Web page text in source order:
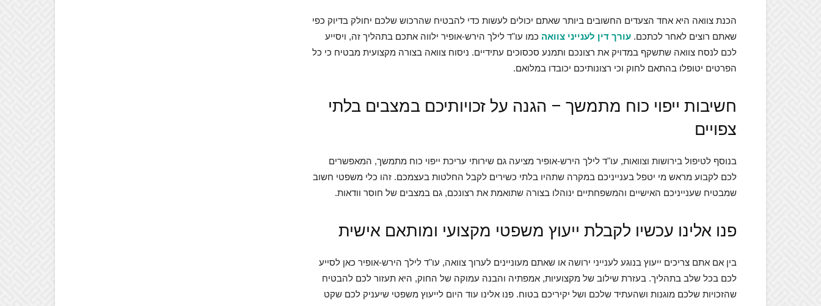
הכנת צוואה היא אחד הצעדים החשובים ביותר שאתם יכולים לעשות כדי להבטיח שהרכוש שלכם יחולק בדיוק כפי
שאתם רוצים לאחר לכתכם. עורך דין לענייני צוואה כמו עו"ד לילך הירש-אופיר ילווה אתכם בתהליך זה, ויסייע
לכם לנסח צוואה שתשקף במדויק את רצונכם ותמנע סכסוכים עתידיים. ניסוח צוואה בצורה מקצועית מבטיח כי כל
הפרטים יטופלו בהתאם לחוק וכי רצונותיכם יכובדו במלואם.
חשיבות ייפוי כוח מתמשך – הגנה על זכויותיכם במצבים בלתי
צפויים
בנוסף לטיפול בירושות וצוואות, עו"ד לילך הירש-אופיר מציעה גם שירותי עריכת ייפוי כוח מתמשך, המאפשרים
לכם לקבוע מראש מי יטפל בענייניכם במקרה שתהיו בלתי כשירים לקבל החלטות בעצמכם. זהו כלי משפטי חשוב
שמבטיח שענייניכם האישיים והמשפחתיים ינוהלו בצורה שתואמת את רצונכם, גם במצבים של חוסר וודאות.
פנו אלינו עכשיו לקבלת ייעוץ משפטי מקצועי ומותאם אישית
בין אם אתם צריכים ייעוץ בנוגע לענייני ירושה או שאתם מעוניינים לערוך צוואה, עו"ד לילך הירש-אופיר כאן לסייע
לכם בכל שלב בתהליך. בעזרת שילוב של מקצועיות, אמפתיה והבנה עמוקה של החוק, היא תעזור לכם להבטיח
שהזכויות שלכם מוגנות ושהעתיד שלכם ושל יקיריכם בטוח. פנו אלינו עוד היום לייעוץ משפטי שיעניק לכם שקט